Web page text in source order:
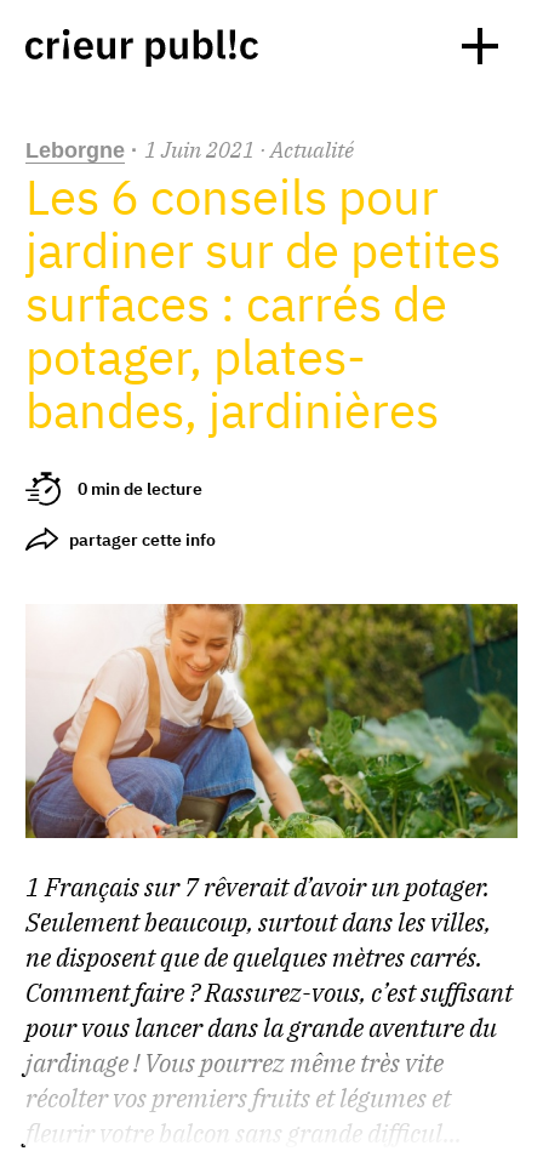
Leborgne · 1 Juin2021 · Actualité
Les 6 conseils pour
jardiner sur de petites
surfaces : carrés de
potager, plates-
bandes, jardinières
0 min de lecture
partager cette info
1 Français sur 7 rêverait d’avoir un potager.
Seulement beaucoup, surtout dans les villes,
ne disposent que de quelques mètres carrés.
Comment faire ? Rassurez-vous, c’est suffisant
pour vous lancer dans la grande aventure du
jardinage ! Vous pourrez même très vite
récolter vos premiers fruits et légumes et
fleurir votre balcon sans grande difficul...